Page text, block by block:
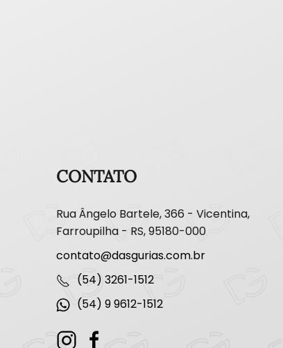
CONTATO
Rua Ângelo Bartele, 366 - Vicentina,
Farroupilha - RS, 95180-000
contato@dasgurias.com.br
(54) 3261-1512
(54) 9 9612-1512